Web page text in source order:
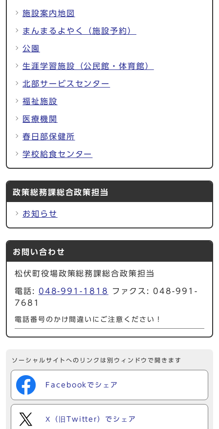
施設案内地図
まんまるよやく（施設予約）
公園
生涯学習施設（公民館・体育館）
北部サービスセンター
福祉施設
医療機関
春日部保健所
学校給食センター
政策総務課総合政策担当
お知らせ
お問い合わせ
松伏町役場政策総務課総合政策担当
電話: 048-991-1818
ファクス: 048-991-
7681
電話番号のかけ間違いにご注意ください！
ソーシャルサイトへのリンクは別ウィンドウで開きます
Facebookでシェア
X（旧Twitter）でシェア